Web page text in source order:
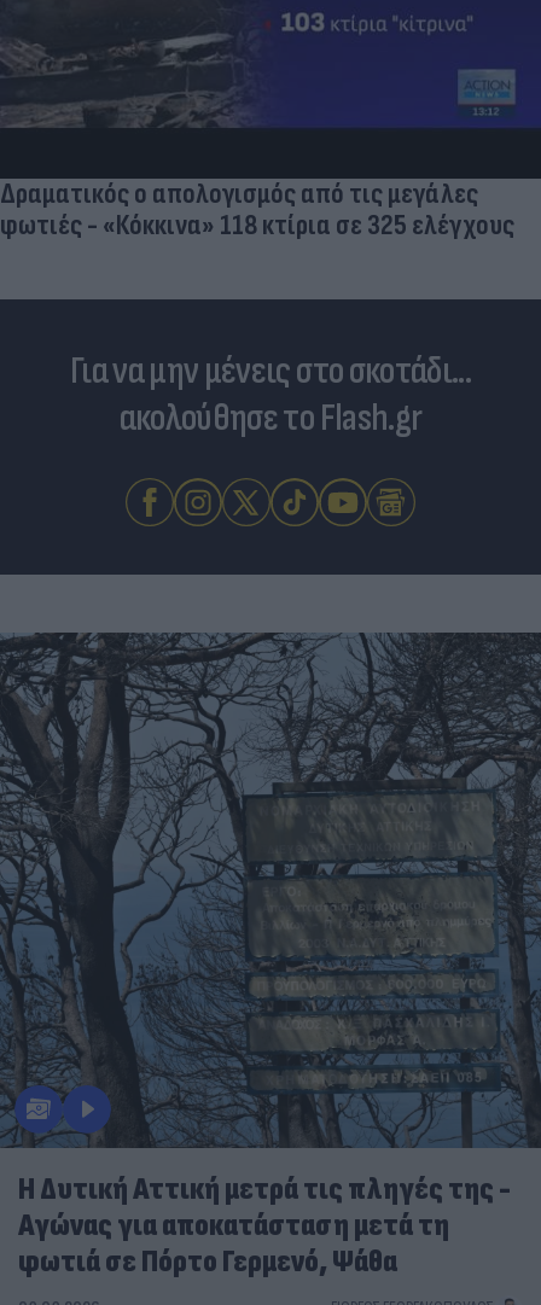
Δραματικός ο απολογισμός από τις μεγάλες
φωτιές - «Κόκκινα» 118 κτίρια σε 325 ελέγχους
Για να μην μένεις στο σκοτάδι...
ακολούθησε το Flash.gr
Η Δυτική Αττική μετρά τις πληγές της -
Αγώνας για αποκατάσταση μετά τη
φωτιά σε Πόρτο Γερμενό, Ψάθα